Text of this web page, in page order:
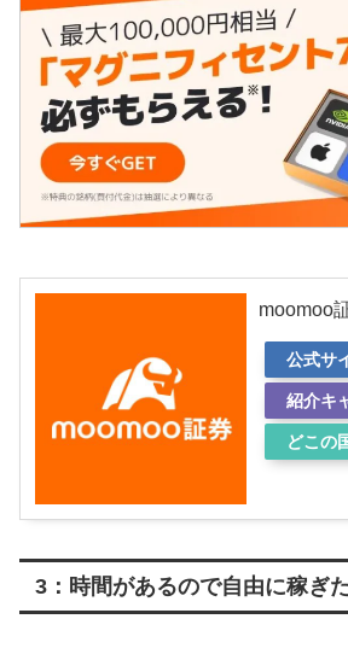
moomoo
公式サ
紹介キ
どこの
3：時間があるので自由に稼ぎ